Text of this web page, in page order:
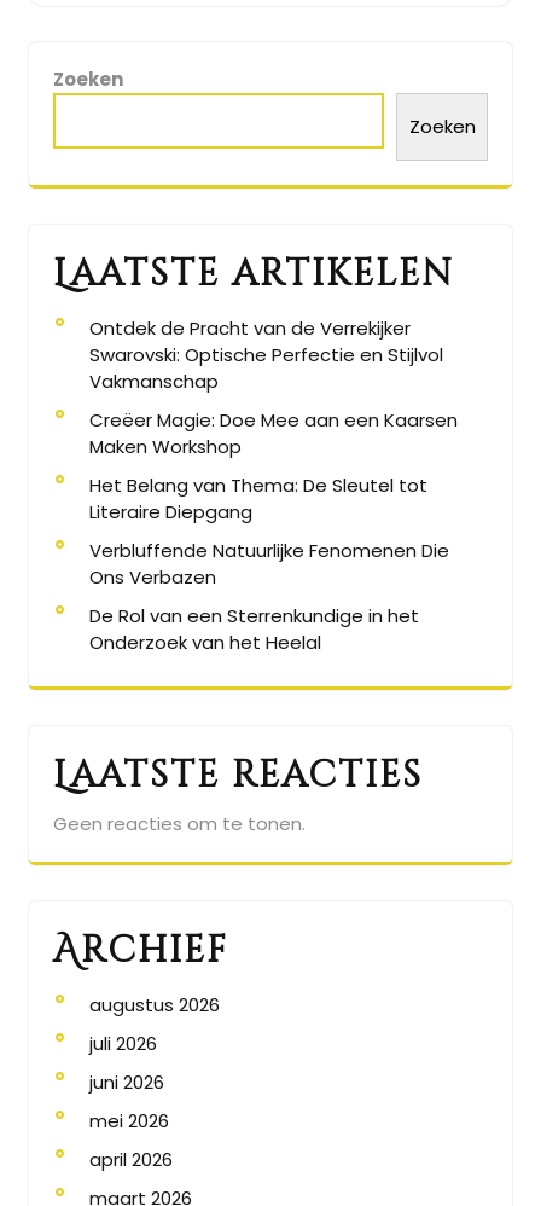
Zoeken
Zoeken
Laatste artikelen
Ontdek de Pracht van de Verrekijker
Swarovski: Optische Perfectie en Stijlvol
Vakmanschap
Creëer Magie: Doe Mee aan een Kaarsen
Maken Workshop
Het Belang van Thema: De Sleutel tot
Literaire Diepgang
Verbluffende Natuurlijke Fenomenen Die
Ons Verbazen
De Rol van een Sterrenkundige in het
Onderzoek van het Heelal
Laatste reacties
Geen reacties om te tonen.
Archief
augustus 2026
juli 2026
juni 2026
mei 2026
april 2026
maart 2026